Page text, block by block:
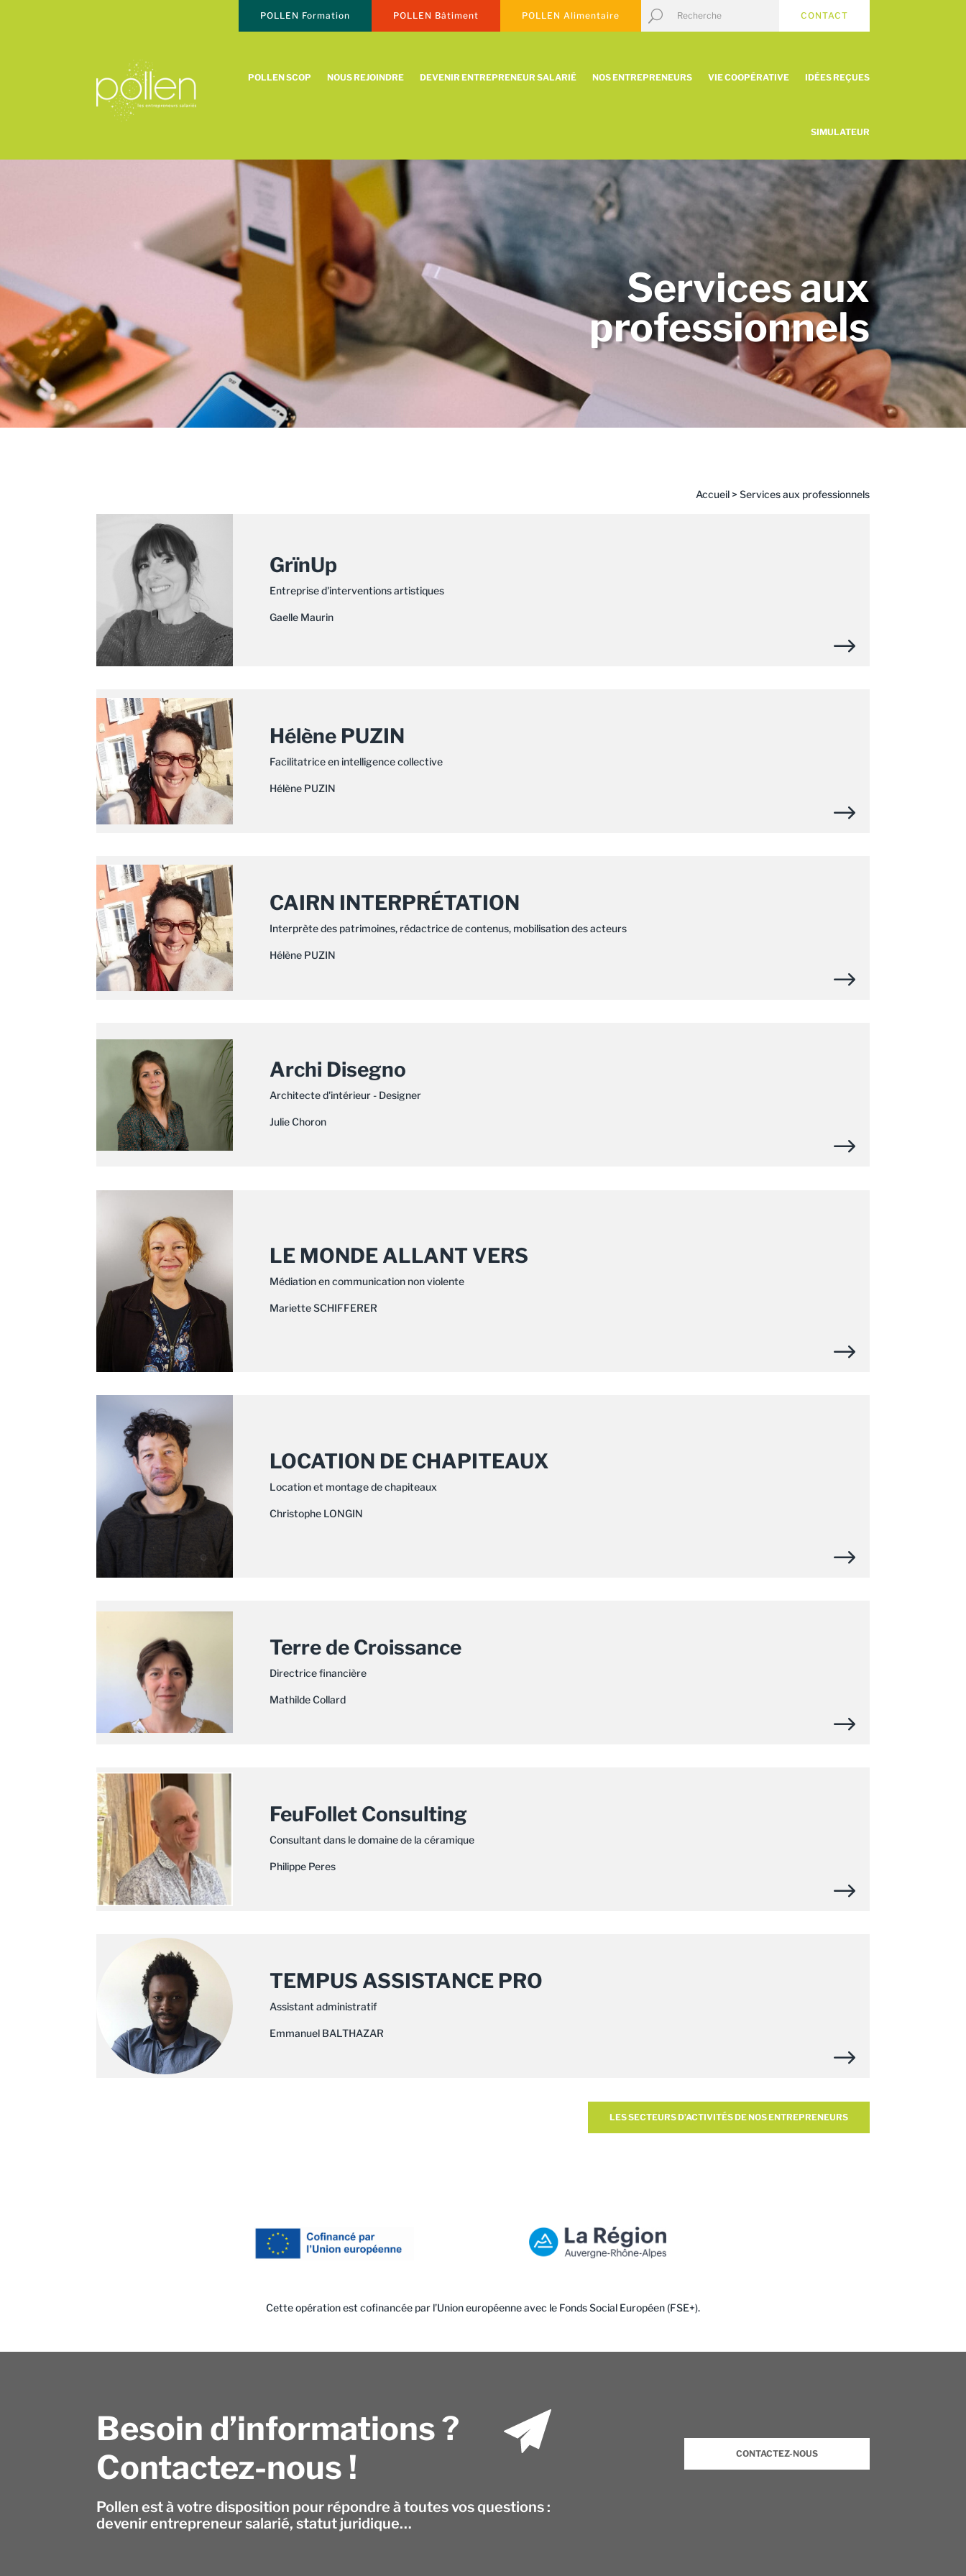
POLLEN Formation POLLEN Bâtiment POLLEN Alimentaire CONTACT
POLLEN SCOP NOUS REJOINDRE DEVENIR ENTREPRENEUR SALARIÉ NOS ENTREPRENEURS VIE COOPÉRATIVE IDÉES REÇUES
SIMULATEUR
Services aux
professionnels
Accueil> Services aux professionnels
GrïnUp
Entreprise d'interventions artistiques
Gaelle Maurin
Hélène PUZIN
Facilitatrice en intelligence collective
Hélène PUZIN
CAIRN INTERPRÉTATION
Interprète des patrimoines, rédactrice de contenus, mobilisation des acteurs
Hélène PUZIN
Archi Disegno
Architecte d'intérieur - Designer
Julie Choron
LE MONDE ALLANT VERS
Médiation en communication non violente
Mariette SCHIFFERER
LOCATION DE CHAPITEAUX
Location et montage de chapiteaux
Christophe LONGIN
Terre de Croissance
Directrice financière
Mathilde Collard
FeuFollet Consulting
Consultant dans le domaine de la céramique
Philippe Peres
TEMPUS ASSISTANCE PRO
Assistant administratif
Emmanuel BALTHAZAR
LES SECTEURS D’ACTIVITÉS DE NOS ENTREPRENEURS
Cette opération est cofinancée par l’Union européenne avec le Fonds Social Européen (FSE+).
Besoin d’informations ?
Contactez-nous !
Pollen est à votre disposition pour répondre à toutes vos questions :
devenir entrepreneur salarié, statut juridique…
CONTACTEZ-NOUS